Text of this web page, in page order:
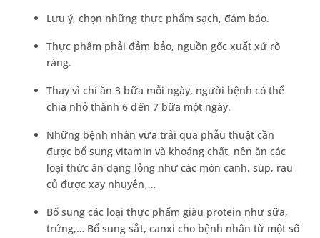
Lưu ý, chọn những thực phẩm sạch, đảm bảo.
Thực phẩm phải đảm bảo, nguồn gốc xuất xứ rõ
ràng.
Thay vì chỉ ăn 3 bữa mỗi ngày, người bệnh có thể
chia nhỏ thành 6 đến 7 bữa một ngày.
Những bệnh nhân vừa trải qua phẫu thuật cần
được bổ sung vitamin và khoáng chất, nên ăn các
loại thức ăn dạng lỏng như các món canh, súp, rau
củ được xay nhuyễn,…
Bổ sung các loại thực phẩm giàu protein như sữa,
trứng,… Bổ sung sắt, canxi cho bệnh nhân từ một số